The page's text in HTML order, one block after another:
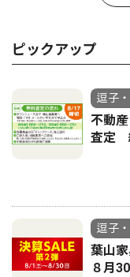
ピックアップ
逗子
不動
査定
逗子
葉山
８月